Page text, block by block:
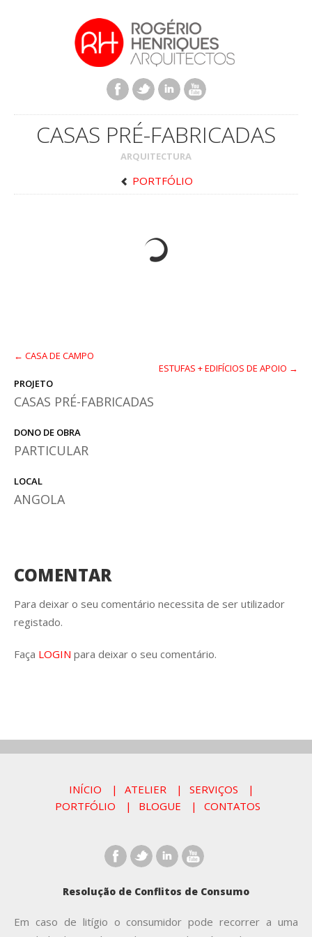
CASAS PRÉ-FABRICADAS
ARQUITECTURA
PORTFÓLIO
← CASA DE CAMPO
ESTUFAS + EDIFÍCIOS DE APOIO →
PROJETO
CASAS PRÉ-FABRICADAS
DONO DE OBRA
PARTICULAR
LOCAL
ANGOLA
COMENTAR
Para deixar o seu comentário necessita de ser utilizador
registado.
Faça LOGIN para deixar o seu comentário.
INÍCIO ATELIER
SERVIÇOS
PORTFÓLIO
BLOGUE CONTATOS
Resolução de Conflitos de Consumo
Em caso de litígio o consumidor pode recorrer a uma